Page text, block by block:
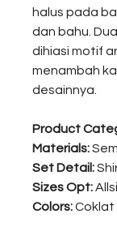
halus pada
dan bahu.
dihiasi motif
menambah
desainnya.
Product
Materials:
Set Detail:
Sizes Opt:
Colors:Coklat